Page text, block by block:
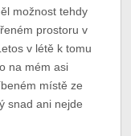
možnost tehdy
prostoru v
v létě k tomu
na mém asi
místě ze
snad ani nejde